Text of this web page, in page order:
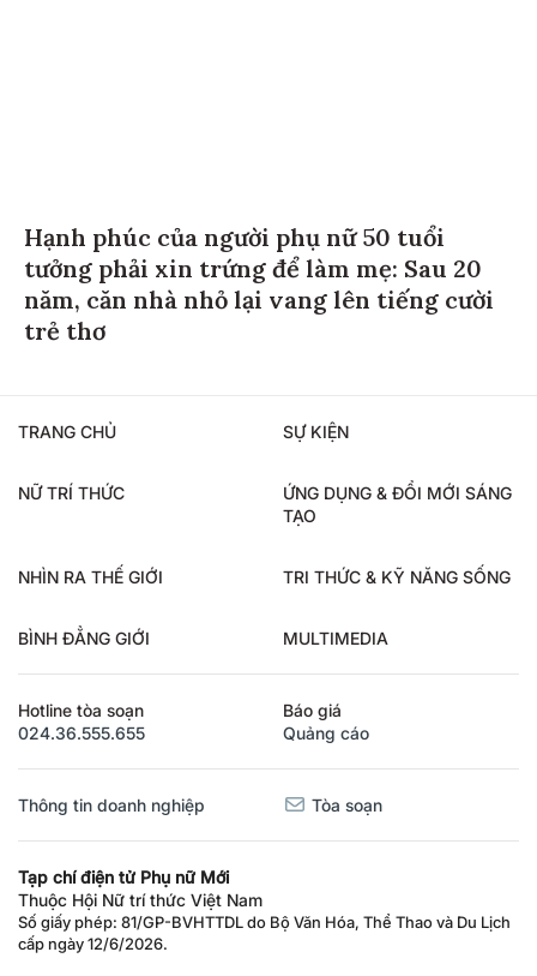
Hạnh phúc của người phụ nữ 50 tuổi
tưởng phải xin trứng để làm mẹ: Sau 20
năm, căn nhà nhỏ lại vang lên tiếng cười
trẻ thơ
TRANG CHỦ SỰ KIỆN
NỮ TRÍ THỨC
ỨNG DỤNG & ĐỔI MỚI SÁNG
TẠO
NHÌN RA THẾ GIỚI TRI THỨC & KỸ NĂNG SỐNG
BÌNH ĐẲNG GIỚI MULTIMEDIA
Hotline tòa soạn
024.36.555.655
Báo giá
Quảng cáo
Thông tin doanh nghiệp Tòa soạn
Tạp chí điện tử Phụ nữ Mới
Thuộc Hội Nữ trí thức Việt Nam
Số giấy phép: 81/GP-BVHTTDL do Bộ Văn Hóa, Thể Thao và Du Lịch
cấp ngày 12/6/2026.